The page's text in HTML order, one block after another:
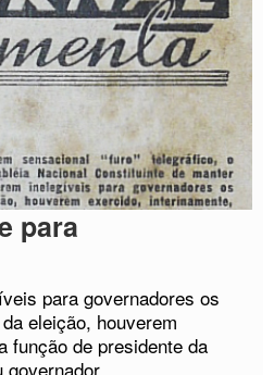
para
para governadores os
eleição, houverem
função de presidente da